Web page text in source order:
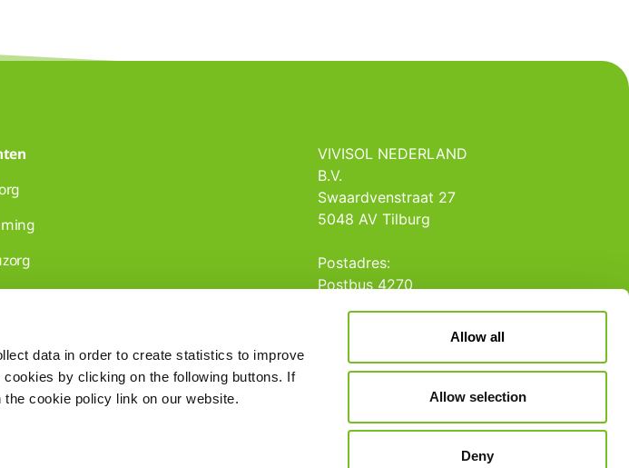
data in order to create statistics to improve
by clicking on the following buttons. If
cookie policy link on our website.
Allow all
Allow selection
Deny
VIVISOL NEDERLAND
B.V.
Swaardvenstraat 27
5048 AV Tilburg
Postadres:
Postbus 4270
5004 JG Tilburg
E-mail: info@vivisol.nl